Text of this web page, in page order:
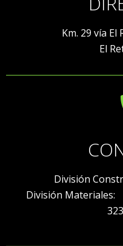
Km. 29 vía El
El
División
División